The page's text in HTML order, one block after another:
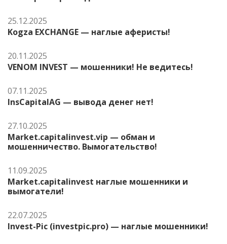
25.12.2025
Kogza EXCHANGE — наглые аферисты!
20.11.2025
VENOM INVEST — мошенники! Не ведитесь!
07.11.2025
InsCapitalAG — вывода денег нет!
27.10.2025
Market.capitalinvest.vip — обман и
мошенничество. Вымогательство!
11.09.2025
Market.capitalinvest наглые мошенники и
вымогатели!
22.07.2025
Invest-Pic (investpic.pro) — наглые мошенники!